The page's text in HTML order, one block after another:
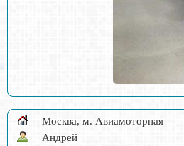
Москва, м. Авиамоторная
Андрей